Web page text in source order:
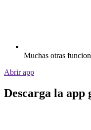
Muchas otras
Abrir app
Descarga la